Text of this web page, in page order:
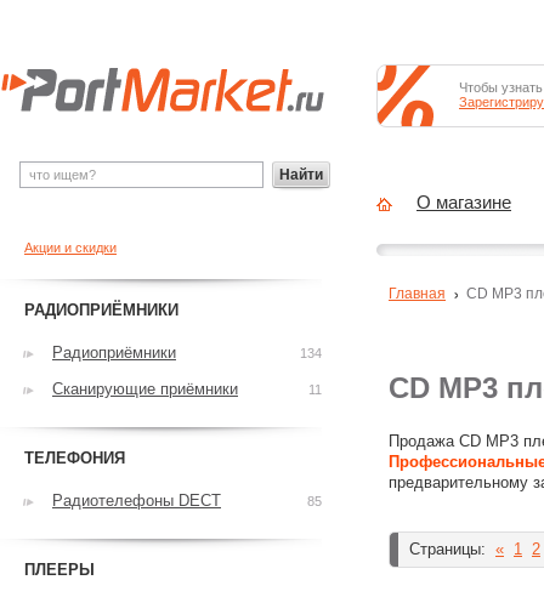
CD MP3
Продажа CD MP3
предварительному
Страницы: « 1 2
Главная CD MP3
Акции и скидки
РАДИОПРИЁМНИКИ
Радиоприёмники 134
Сканирующие приёмники 11
ТЕЛЕФОНИЯ
Радиотелефоны DECT 85
ПЛЕЕРЫ
Найти
Чтобы
О магазине